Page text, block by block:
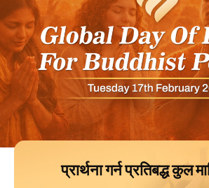
प्रार्थना गर्न प्रतिबद्ध कुल